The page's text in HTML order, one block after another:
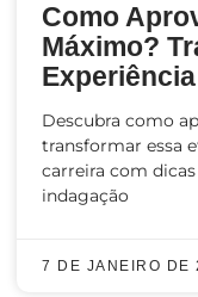
Como
Máximo?
Descubra como
transformar essa
carreira com
indagação
7 DE JANEIRO DE